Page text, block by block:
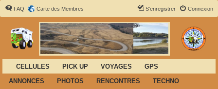
FAQ Carte des Membres Connexion
S’enregistrer
CELLULES PICK UP VOYAGES
GPS
ANNONCES
PHOTOS RENCONTRES TECHNO